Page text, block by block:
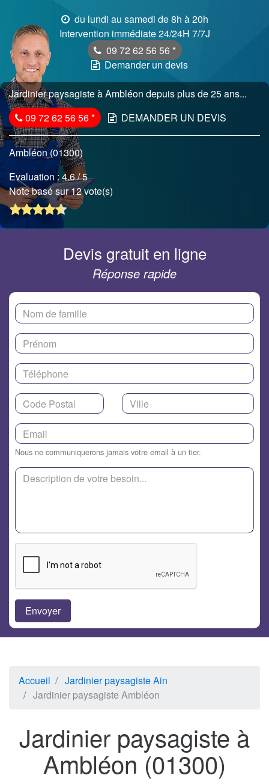
du lundi au samedi de 8h à 20h
Intervention immédiate 24/24H 7/7J
09 72 62 56 56 *
Demander un devis
Jardinier paysagiste à Ambléon depuis plus de 25 ans...
09 72 62 56 56* DEMANDER UN DEVIS
Ambléon (01300)
Evaluation :4.6/ 5
Note basé sur 12 vote(s)
Devis gratuit en ligne
Réponse rapide
Nous ne communiquerons jamais votre email à un tier.
Accueil
Jardinier paysagiste Ain
Jardinier paysagiste Ambléon
Jardinier paysagiste à
Ambléon (01300)